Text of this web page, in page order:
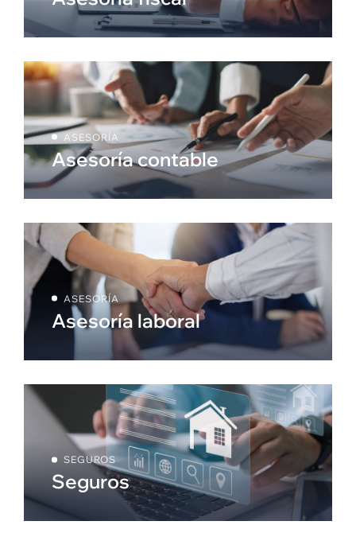
ASESORÍA
Asesoría contable
ASESORÍA
Asesoría laboral
SEGUROS
Seguros